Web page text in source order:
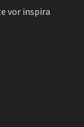
vor inspira